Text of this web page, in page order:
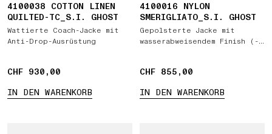
4100038 COTTON LINEN
QUILTED-TC_S.I. GHOST
Wattierte Coach-Jacke mit
Anti-Drop-Ausrüstung
CHF 930,00
CHF 930,00
IN DEN WARENKORB
4100016 NYLON
SMERIGLIATO_S.I. GHOST
Gepolsterte Jacke mit
wasserabweisendem Finish (--
CHF 855,00
CHF 855,00
IN DEN WARENKORB